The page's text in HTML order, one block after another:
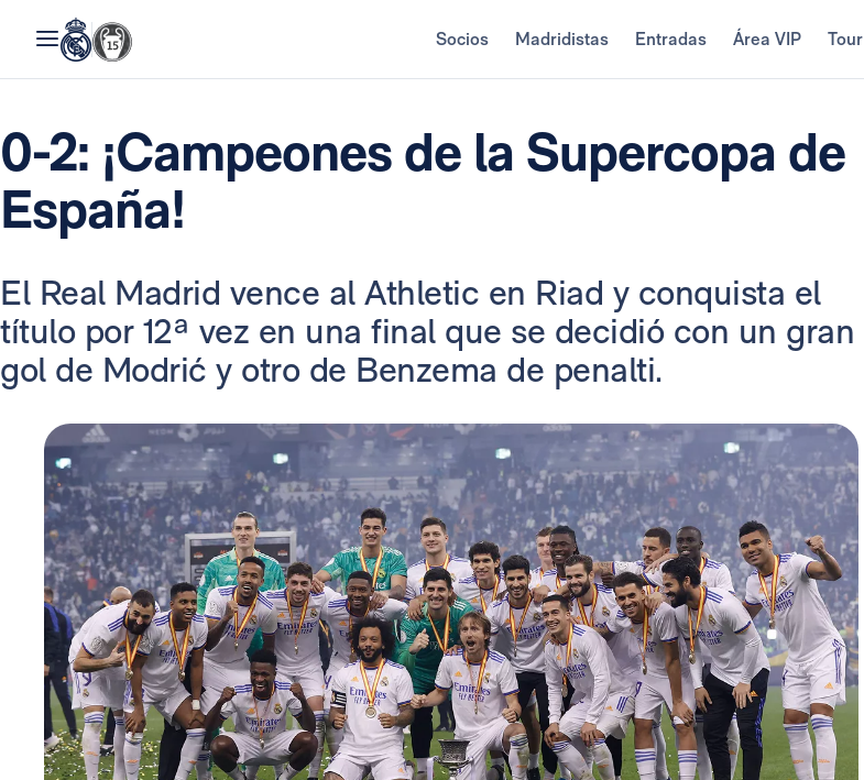
Socios Madridistas Entradas Área VIP Tour
0-2: ¡Campeones de la Supercopa de
España!
El Real Madrid vence al Athletic en Riad y conquista el
título por 12ª vez en una final que se decidió con un gran
gol de Modrić y otro de Benzema de penalti.